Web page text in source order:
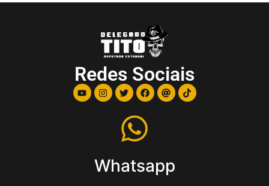
Redes Sociais
Whatsapp